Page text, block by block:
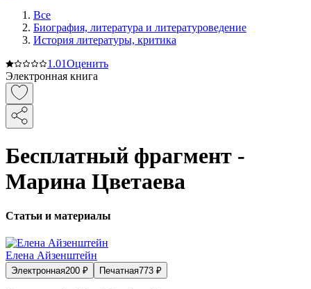
Все
Биография, литература и литературоведение
История литературы, критика
1.01Оценить
Электронная книга
Бесплатный фрагмент -
Марина Цветаева
Статьи и материалы
Елена Айзенштейн
Электронная200 ₽ Печатная773 ₽